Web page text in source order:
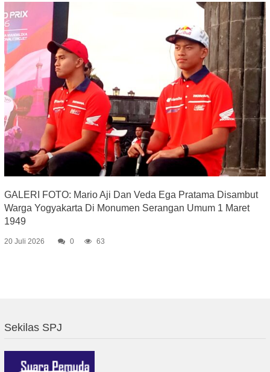
GALERI FOTO: Mario Aji Dan Veda Ega Pratama Disambut
Warga Yogyakarta Di Monumen Serangan Umum 1 Maret
1949
20 Juli 2026 0 63
Sekilas SPJ